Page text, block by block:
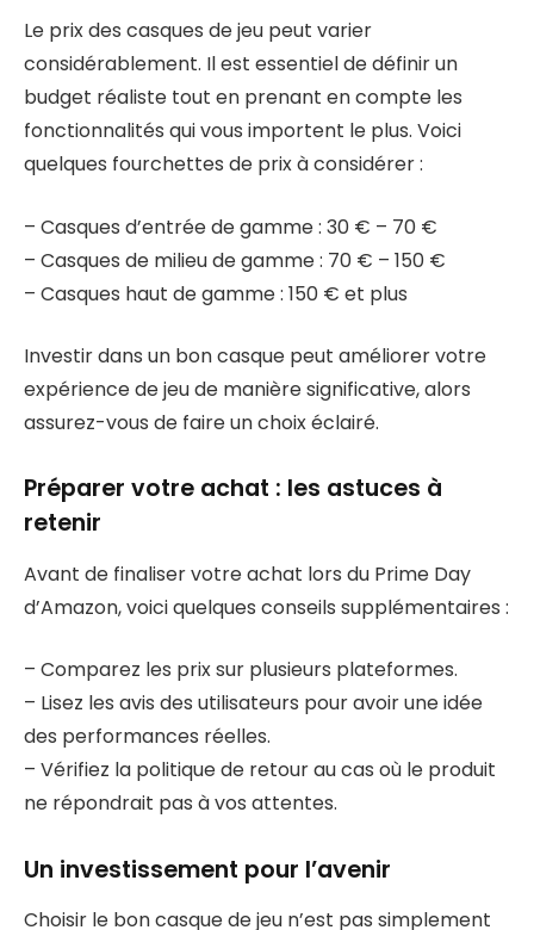
Le prix des casques de jeu peut varier
considérablement. Il est essentiel de définir un
budget réaliste tout en prenant en compte les
fonctionnalités qui vous importent le plus. Voici
quelques fourchettes de prix à considérer :
– Casques d’entrée de gamme : 30 € – 70 €
– Casques de milieu de gamme : 70 € – 150 €
– Casques haut de gamme : 150 € et plus
Investir dans un bon casque peut améliorer votre
expérience de jeu de manière significative, alors
assurez-vous de faire un choix éclairé.
Préparer votre achat : les astuces à
retenir
Avant de finaliser votre achat lors du Prime Day
d’Amazon, voici quelques conseils supplémentaires :
– Comparez les prix sur plusieurs plateformes.
– Lisez les avis des utilisateurs pour avoir une idée
des performances réelles.
– Vérifiez la politique de retour au cas où le produit
ne répondrait pas à vos attentes.
Un investissement pour l’avenir
Choisir le bon casque de jeu n’est pas simplement